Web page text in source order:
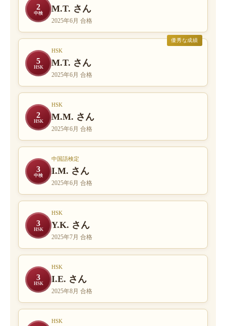
2
中検 M.T. さん
2025年6月 合格
優秀な成績
5
HSK
HSK
M.T. さん
2025年6月 合格
2
HSK
HSK
M.M. さん
2025年6月 合格
3
中検
中国語検定
I.M. さん
2025年6月 合格
3
HSK
HSK
Y.K. さん
2025年7月 合格
3
HSK
HSK
I.E. さん
2025年8月 合格
HSK